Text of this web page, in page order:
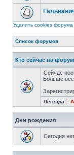
Удалить cookies форума
Список форумов
Кто сейчас на
Сейчас
Больше
Легенда ::
Дни рождения
Сегодня